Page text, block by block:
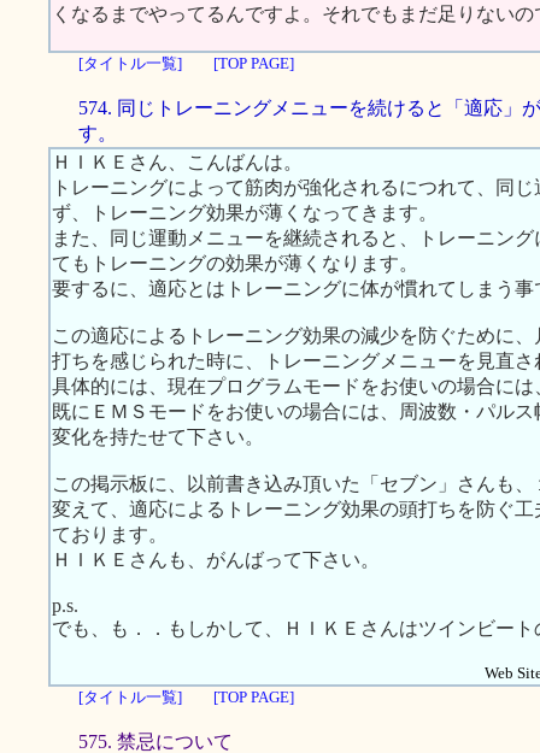
くなるまでやってるんですよ。それでもまだ足りない
[タイトル一覧] [TOP PAGE]
574. 同じトレーニングメニューを続けると「適応」
す。
ＨＩＫＥさん、こんばんは。
トレーニングによって筋肉が強化されるにつれて、同
ず、トレーニング効果が薄くなってきます。
また、同じ運動メニューを継続されると、トレーニン
てもトレーニングの効果が薄くなります。
要するに、適応とはトレーニングに体が慣れてしまう事
この適応によるトレーニング効果の減少を防ぐために
打ちを感じられた時に、トレーニングメニューを見直
具体的には、現在プログラムモードをお使いの場合に
既にＥＭＳモードをお使いの場合には、周波数・パル
変化を持たせて下さい。
この掲示板に、以前書き込み頂いた「セブン」さんも
変えて、適応によるトレーニング効果の頭打ちを防ぐ
ております。
ＨＩＫＥさんも、がんばって下さい。
p.s.
でも、も．．もしかして、ＨＩＫＥさんはツインビー
Web
[タイトル一覧]
[TOP PAGE]
575. 禁忌について